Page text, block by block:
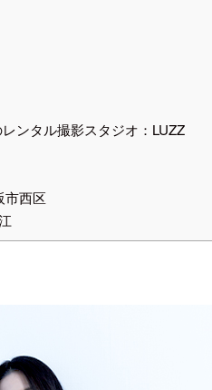
ンタル撮影スタジオ：LUZZ
市西区